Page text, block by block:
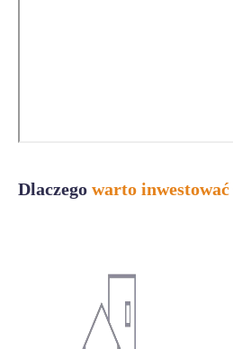
Dlaczego warto inwestować